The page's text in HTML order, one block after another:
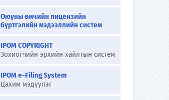
Оюуны өмчийн лицензийн
бүртгэлийн мэдээллийн систем
IPOM COPYRIGHT
Зохиогчийн эрхийн хайлтын систем
IPOM e-Filing System
Цахим мэдүүлэг